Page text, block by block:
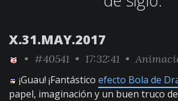
X.31.MAY.2017
• #40541 • 17:32:41 •
¡Guau! ¡Fantástico efecto Bola de
papel, imaginación y un buen truco